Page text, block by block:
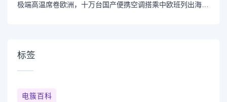
极端高温席卷欧洲，十万台国产便携空调搭乘中欧班列出海保供
标签
电簇百科